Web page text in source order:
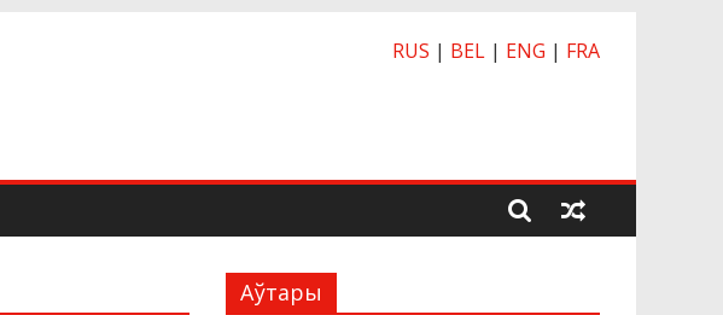
RUS | BEL | ENG | FRA
Аўтары